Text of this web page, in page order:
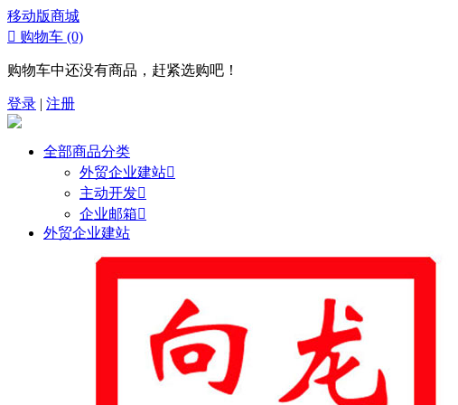
移动版商城
 购物车 (0)
购物车中还没有商品，赶紧选购吧！
登录 | 注册
全部商品分类
外贸企业建站
主动开发
企业邮箱
外贸企业建站